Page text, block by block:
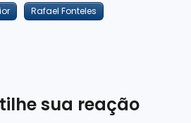
Rafael Fonteles
sua reação